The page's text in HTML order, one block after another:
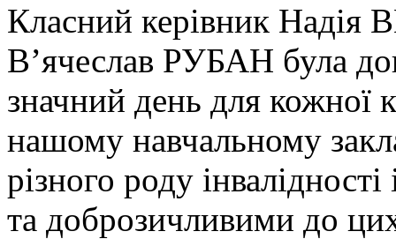
Класний керівник
В’ячеслав РУБАН була
значний день для кожної
нашому навчальному
різного роду
та доброзичливими до